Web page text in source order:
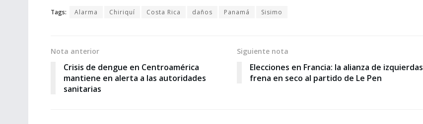
Tags: Alarma Chiriquí Costa Rica daños Panamá Sisimo
Nota anterior
Crisis de dengue en Centroamérica
mantiene en alerta a las autoridades
sanitarias
Siguiente nota
Elecciones en Francia: la alianza de izquierdas
frena en seco al partido de Le Pen